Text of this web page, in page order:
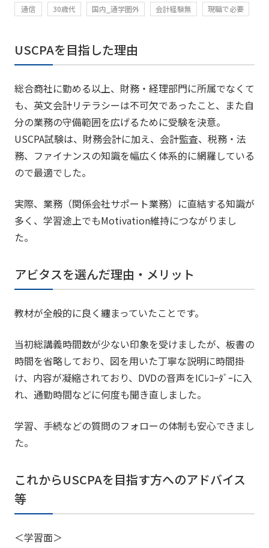
通信 30歳代 国内_通学圏外 会計経験無 現職で必要
USCPAを目指した理由
総合商社に勤める以上、財務・経理部門に所属でなくて
も、英文会計リテラシーは不可欠であったこと、また自
分の業務の守備範囲を広げるために受験を決意。
USCPA試験は、財務会計に加え、会計監査、税務・法
務、ファイナンスの知識を幅広く体系的に網羅している
ので最適でした。
実際、業務（関係会社サポート業務）に直結する知識が
多く、学習途上でもMotivation維持につながりまし
た。
アビタスを選んだ理由・メリット
教材が全般的に良く纏まっていたことです。
当初総講義時間数が少ない印象を受けましたが、板書の
時間を省略しており、図を用いた丁寧な説明に時間掛
け、内容が凝縮されており、DVDの音声をICﾚｺｰﾀﾞｰに入
れ、通勤時間などに何度も聞き直しました。
学習、手続などの質問のフォローの体制も安心できまし
た。
これからUSCPAを目指す方へのアドバイス
等
＜学習面＞